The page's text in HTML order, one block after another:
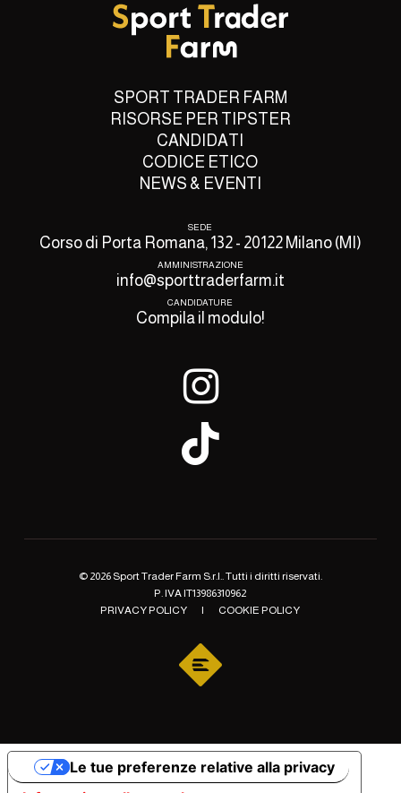
SPORT TRADER FARM
RISORSE PER TIPSTER
CANDIDATI
CODICE ETICO
NEWS & EVENTI
SEDE
Corso di Porta Romana, 132 - 20122 Milano (MI)
AMMINISTRAZIONE
info@sporttraderfarm.it
CANDIDATURE
Compila il modulo!
© 2026 Sport Trader Farm S.r.l.. Tutti i diritti riservati.
P. IVA IT13986310962
PRIVACY POLICY | COOKIE POLICY
Le tue preferenze relative alla privacy